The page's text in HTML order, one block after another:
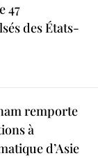
47
des États-
remporte
à
d’Asie